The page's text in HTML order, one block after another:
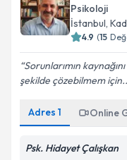
Psikoloji
İstanbul,
4.9 (15
Sorunlarımın
şekilde çözebilmem
Adres 1 Online
Psk. Hidayet Çalışkan